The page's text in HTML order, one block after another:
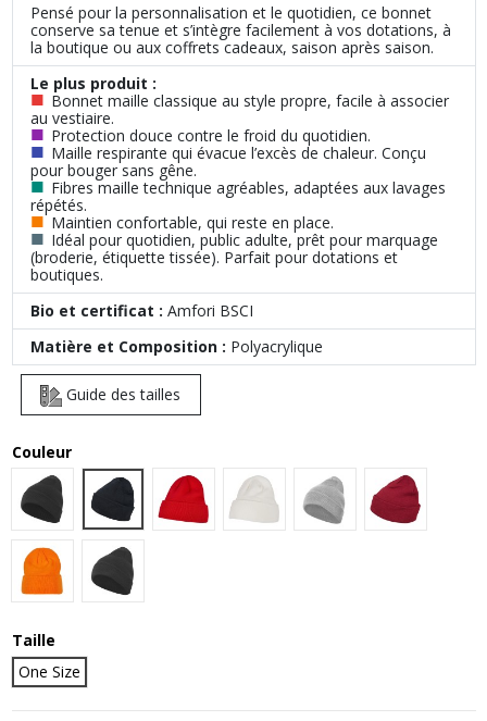
Pensé pour la personnalisation et le quotidien, ce bonnet
conserve sa tenue et s’intègre facilement à vos dotations, à
la boutique ou aux coffrets cadeaux, saison après saison.
Le plus produit :
■ Bonnet maille classique au style propre, facile à associer
au vestiaire.
■ Protection douce contre le froid du quotidien.
■ Maille respirante qui évacue l’excès de chaleur. Conçu
pour bouger sans gêne.
■ Fibres maille technique agréables, adaptées aux lavages
répétés.
■ Maintien confortable, qui reste en place.
■ Idéal pour quotidien, public adulte, prêt pour marquage
(broderie, étiquette tissée). Parfait pour dotations et
boutiques.
Bio et certificat : Amfori BSCI
Matière et Composition : Polyacrylique
Guide des tailles
Couleur
Black
Navy
Red White Heather GreyBurgundy
Orange Charcoal (Heather)
Taille
One Size